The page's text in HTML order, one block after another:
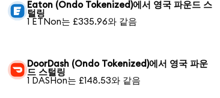
Eaton (Ondo Tokenized)에서 영국 파운드 스
털링
1 ETNon는 £335.96와 같음
DoorDash (Ondo Tokenized)에서 영국 파운
드 스털링
1 DASHon는 £148.53와 같음